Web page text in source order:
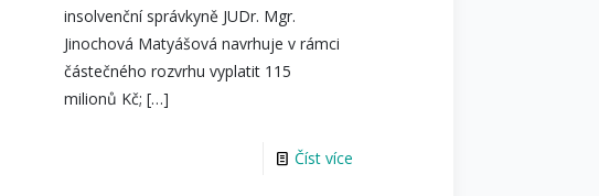
insolvenční správkyně JUDr. Mgr.
Jinochová Matyášová navrhuje v rámci
částečného rozvrhu vyplatit 115
milionů Kč; […]
Číst více